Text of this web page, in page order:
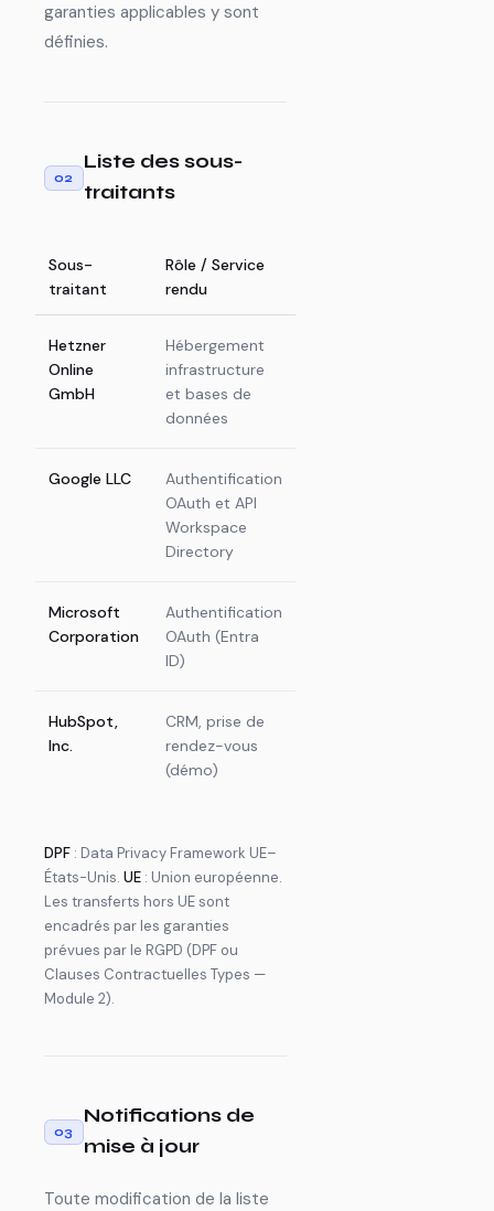
garanties applicables y sont
définies.
02
Liste des sous-
traitants
Sous-
traitant
Rôle / Service
rendu
Hetzner
Online
GmbH
Hébergement
infrastructure
et bases de
données
Google LLC
Authentification
OAuth et API
Workspace
Directory
Microsoft
Corporation
Authentification
OAuth (Entra
ID)
HubSpot,
Inc.
CRM, prise de
rendez-vous
(démo)
DPF : Data Privacy Framework UE–
États-Unis. UE : Union européenne.
Les transferts hors UE sont
encadrés par les garanties
prévues par le RGPD (DPF ou
Clauses Contractuelles Types —
Module 2).
03
Notifications de
mise à jour
Toute modification de la liste